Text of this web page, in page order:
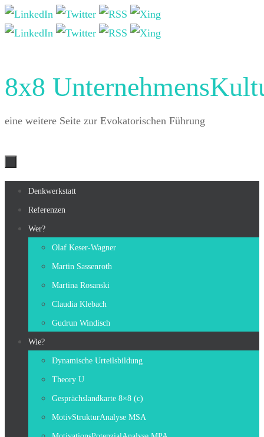
Zum
Inhalt
8x8
eine weitere Seite zur Evokatorischen Führung
Zum
Inhalt
springen
Denkwerkstatt
Referenzen
Wer?
Olaf Keser-Wagner
Martin Sassenroth
Martina Rosanski
Claudia Klebach
Gudrun Windisch
Wie?
Dynamische Urteilsbildung
Theory U
Gesprächslandkarte 8×8 (c)
MotivStrukturAnalyse MSA